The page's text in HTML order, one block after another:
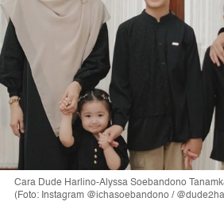
Cara Dude Harlino-Alyssa Soebandono
(Foto: Instagram @ichasoebandono /